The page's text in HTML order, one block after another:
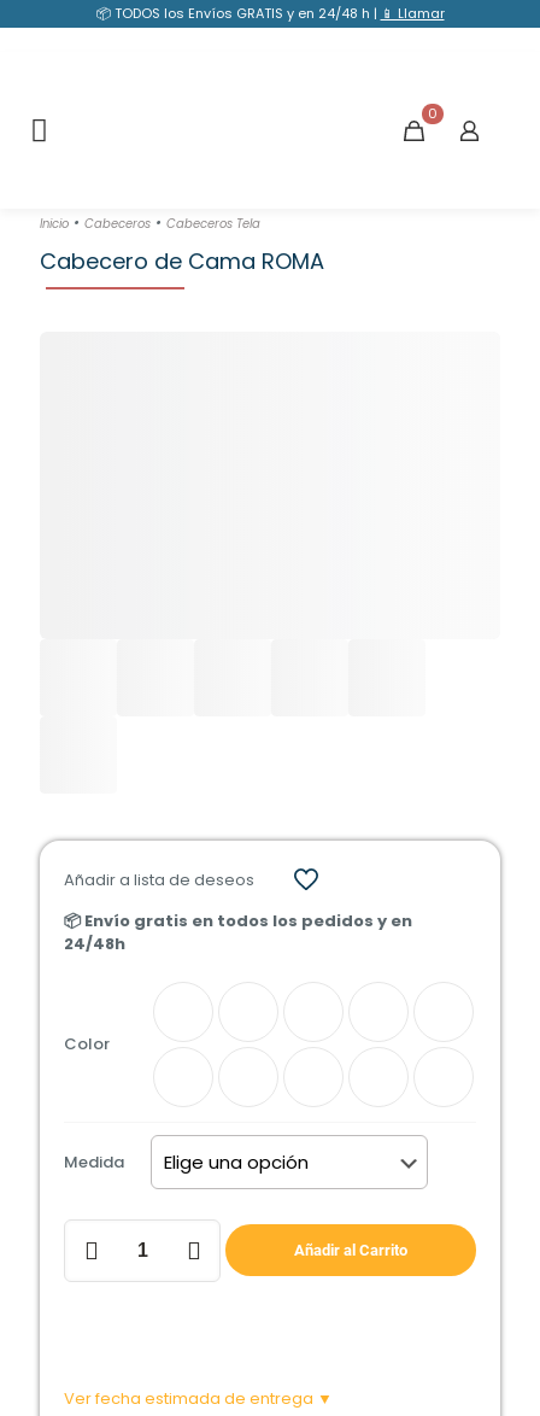
📦 TODOS los Envíos GRATIS y en 24/48 h | 📱 Llamar
0
Inicio • Cabeceros • Cabeceros Tela
Cabecero de Cama ROMA
Añadir a lista de deseos
📦 Envío gratis en todos los pedidos y en
24/48h
Color
Medida
Cabecero
Cama
Añadir al Carrito
Ver fecha estimada de entrega ▼